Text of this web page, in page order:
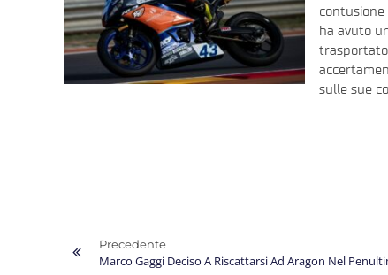
contusione
ha avuto
trasportato
sulle sue
Precedente
Marco Gaggi Deciso A Riscattarsi Ad Aragon Nel